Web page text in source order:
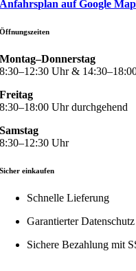
Anfahrsplan auf Google
Öffnungszeiten
Montag–Donnerstag
8:30–12:30 Uhr &
Freitag
8:30–18:00 Uhr durchgehend
Samstag
8:30–12:30 Uhr
Sicher einkaufen
Schnelle Lieferung
Garantierter Datenschutz
Sichere Bezahlung mit